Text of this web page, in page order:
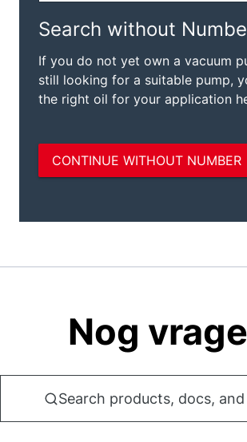
Nog
Search products, docs,